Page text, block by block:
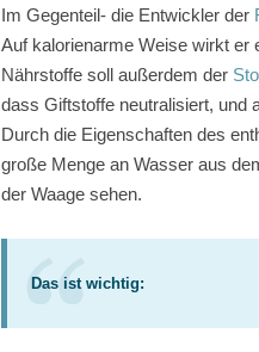
Im Gegenteil- die Entwickler der
Auf kalorienarme Weise wirkt er
Nährstoffe soll außerdem der
dass Giftstoffe neutralisiert, und
Durch die Eigenschaften des
große Menge an Wasser aus
der Waage sehen.
Das ist wichtig: